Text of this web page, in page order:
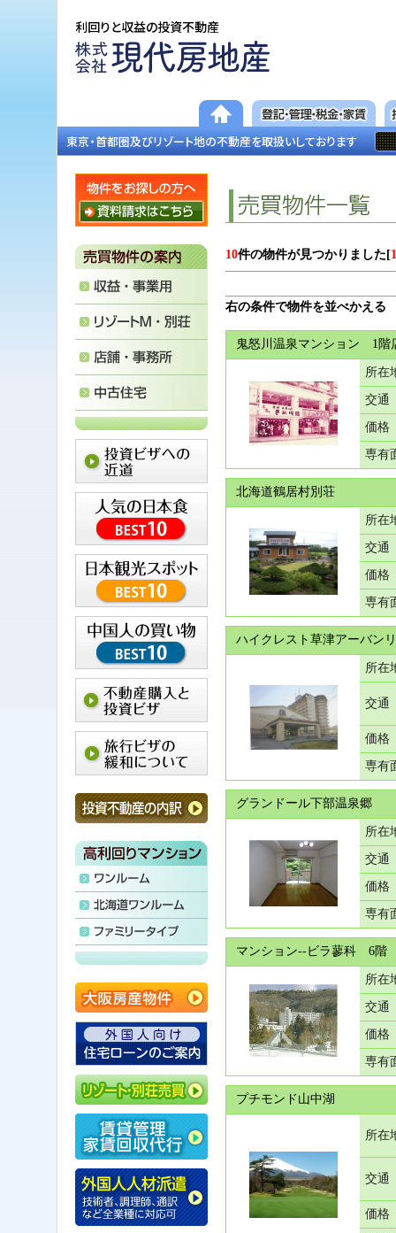
利回りと収益の投資不動産
東京・首都圏及びリゾート地の不動産を取扱いしております
10件の物件が見つかりました[
右の条件で物件を並べかえる
鬼怒川温泉マンション 1階
所在
交通
価格
専有
北海道鶴居村別荘
所在
交通
価格
専有
ハイクレスト草津アーバン
所在
交通
価格
専有
グランドール下部温泉郷
所在
交通
価格
専有
マンション--ビラ蓼科 6階
所在
交通
価格
専有
プチモンド山中湖
所在
交通
価格